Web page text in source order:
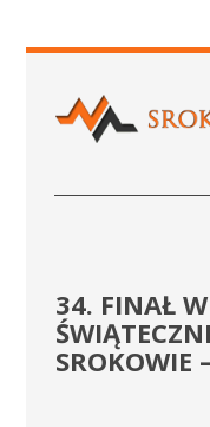
34. FINAŁ
SROKOWIE